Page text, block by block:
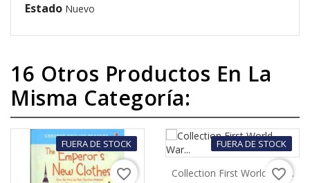
Estado Nuevo
16 Otros Productos En La
Misma Categoría:
FUERA DE STOCK
favorite_border
FUERA DE STOCK
Collection First World War...
favorite_border